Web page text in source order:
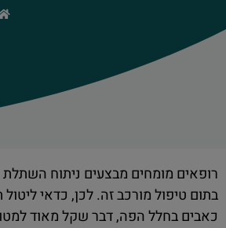
רופאים מומחים מבצעים ניתוח
בתום טיפול מורכב זה. לכן, כדאי
כאבים בחלל הפה, דבר שקל מאוד